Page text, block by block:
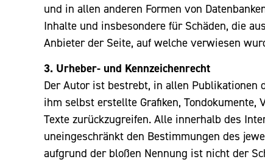
und in allen anderen Formen von
Inhalte und insbesondere für Schäden, die
Anbieter der Seite, auf welche verwiesen
3. Urheber- und Kennzeichenrecht
Der Autor ist bestrebt, in allen Publikationen
ihm selbst erstellte Grafiken, Tondokumente,
Texte zurückzugreifen. Alle innerhalb des
uneingeschränkt den Bestimmungen des
aufgrund der bloßen Nennung ist nicht der